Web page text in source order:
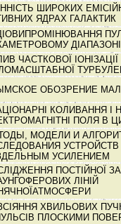
ШИРОКИХ
ЯДРАХ ГАЛАКТИК
ЧАСТКОВОЇ
ОБОЗРЕНИЕ
КОЛИВАННЯ І
ПОЛЯ В
МОДЕЛИ И
УСТРОЙСТВ
УСИЛЕНИЕМ
ПОСТІЙНОЇ
ЛІНІЙ
ХВИЛЬОВИХ
ПЛОСКИМИ